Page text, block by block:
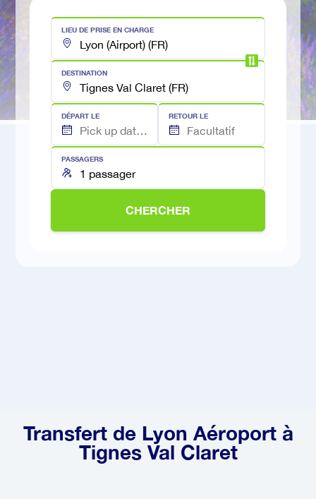
LIEU DE PRISE EN CHARGE
DESTINATION
DÉPART LE RETOUR LE
PASSAGERS
CHERCHER
Transfert de Lyon Aéroport à
Tignes Val Claret